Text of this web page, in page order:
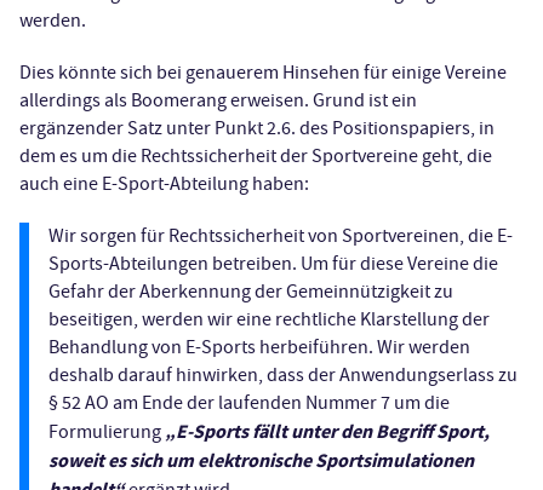
werden.
Dies könnte sich bei genauerem Hinsehen für einige Vereine
allerdings als Boomerang erweisen. Grund ist ein
ergänzender Satz unter Punkt 2.6. des Positionspapiers, in
dem es um die Rechtssicherheit der Sportvereine geht, die
auch eine E-Sport-Abteilung haben:
Wir sorgen für Rechtssicherheit von Sportvereinen, die E-
Sports-Abteilungen betreiben. Um für diese Vereine die
Gefahr der Aberkennung der Gemeinnützigkeit zu
beseitigen, werden wir eine rechtliche Klarstellung der
Behandlung von E-Sports herbeiführen. Wir werden
deshalb darauf hinwirken, dass der Anwendungserlass zu
§ 52 AO am Ende der laufenden Nummer 7 um die
Formulierung „E-Sports fällt unter den Begriff Sport,
soweit es sich um elektronische Sportsimulationen